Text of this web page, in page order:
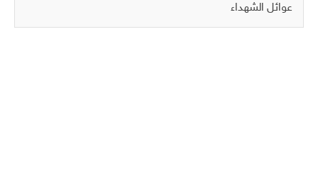
عوائل الشهداء